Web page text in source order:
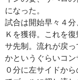
になった。
試合は開始早々４
Ｋを獲得。これを
サ先制。流れが戻
かというぐらいコン
０分に左サイドか